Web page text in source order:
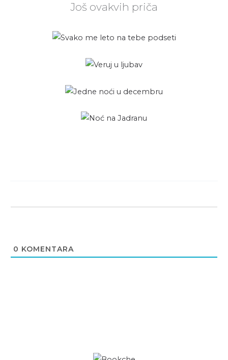
Još ovakvih priča
0 KOMENTARA